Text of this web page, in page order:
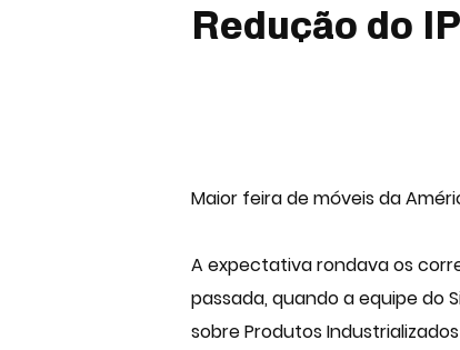
Redução do
Maior feira de móveis da
A expectativa rondava os
passada, quando a equipe do
sobre Produtos